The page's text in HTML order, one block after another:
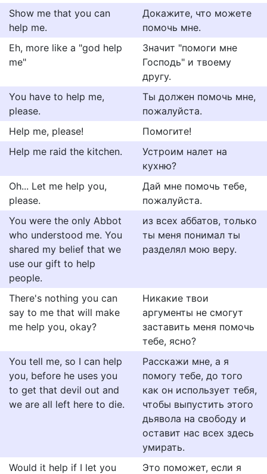
Show me that you can
help me.
Докажите, что можете
помочь мне.
Eh, more like a "god help
me"
Значит "помоги мне
Господь" и твоему
другу.
You have to help me,
please.
Ты должен помочь мне,
пожалуйста.
Help me, please!
Помогите!
Help me raid the kitchen.
Устроим налет на
кухню?
Oh... Let me help you,
please.
Дай мне помочь тебе,
пожалуйста.
You were the only Abbot
who understood me. You
shared my belief that we
use our gift to help
people.
из всех аббатов, только
ты меня понимал ты
разделял мою веру.
There's nothing you can
say to me that will make
me help you, okay?
Никакие твои
аргументы не смогут
заставить меня помочь
тебе, ясно?
You tell me, so I can help
you, before he uses you
to get that devil out and
we are all left here to die.
Расскажи мне, а я
помогу тебе, до того
как он использует тебя,
чтобы выпустить этого
дьявола на свободу и
оставит нас всех здесь
умирать.
Would it help if I let you
Это поможет, если я